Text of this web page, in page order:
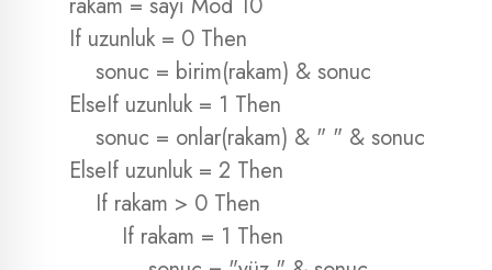
If uzunluk = 0 Then
sonuc = birim(rakam) & sonuc
ElseIf uzunluk = 1 Then
sonuc = onlar(rakam) & " " & sonuc
ElseIf uzunluk = 2 Then
If rakam > 0 Then
If rakam = 1 Then